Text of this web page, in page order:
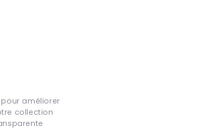
améliorer
collection